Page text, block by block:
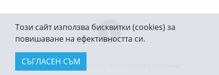
© 2026 — bgderby.com. Всички права запазени.
Този сайт използва бисквитки (cookies) за
повишаване на ефективността си.
СЪГЛАСЕН СЪМ